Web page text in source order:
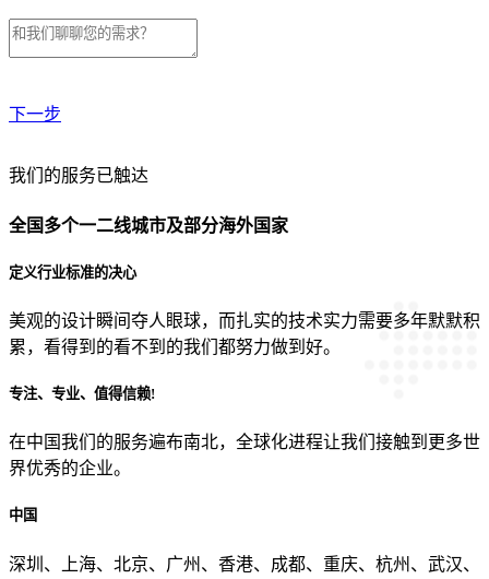
下一步
贵公司预算范围是？
贵公司的团队规模是？
目前主要的营销渠道是？
上一步
我们的服务已触达
全国多个一二线城市及部分海外国家
定义行业标准的决心
美观的设计瞬间夺人眼球，而扎实的技术实力需要多年默默积
累，看得到的看不到的我们都努力做到好。
专注、专业、值得信赖!
在中国我们的服务遍布南北，全球化进程让我们接触到更多世
界优秀的企业。
中国
深圳、上海、北京、广州、香港、成都、重庆、杭州、武汉、